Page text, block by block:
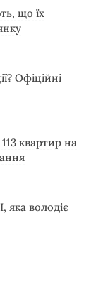
що їх
Офіційні
квартир на
яка володіє